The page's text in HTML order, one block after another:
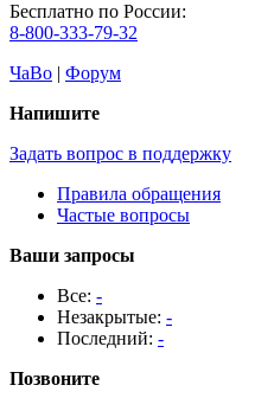
Бесплатно по России:
8-800-333-79-32
ЧаВо | Форум
Напишите
Задать вопрос в поддержку
Правила обращения
Частые вопросы
Ваши запросы
Все: -
Незакрытые: -
Последний: -
Позвоните